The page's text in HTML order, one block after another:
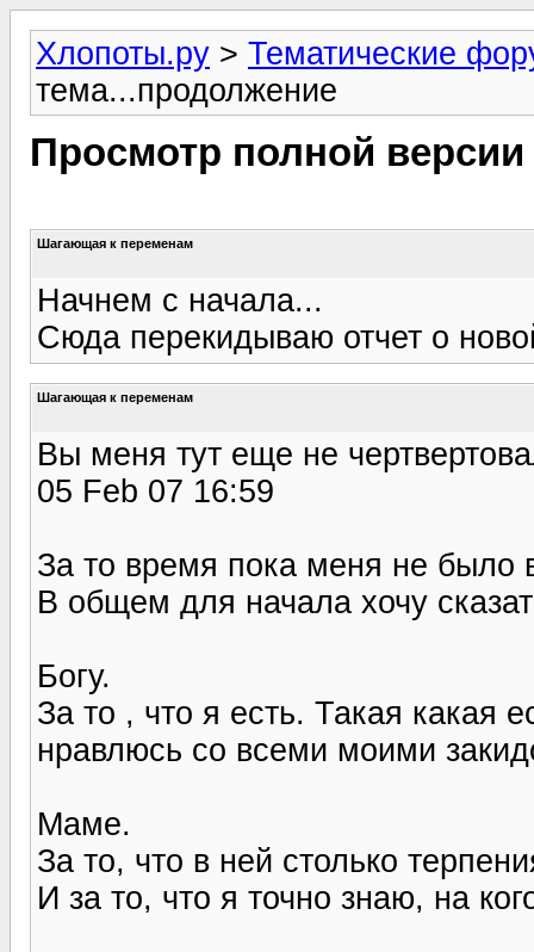
Хлопоты.ру > Тематические
тема...продолжение
Просмотр полной
Шагающая к переменам
Начнем с начала...
Сюда перекидываю отчет о
Шагающая к переменам
Вы меня тут еще не
05 Feb 07 16:59
За то время пока меня не было
В общем для начала хочу
Богу.
За то , что я есть. Такая какая
нравлюсь со всеми моими
Маме.
За то, что в ней столько
И за то, что я точно знаю, на